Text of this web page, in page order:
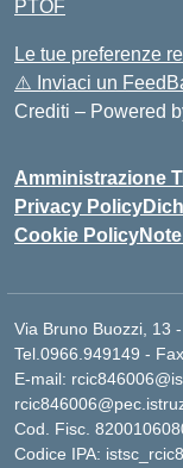
PTOF
Le tue preferenze
⚠️ Inviaci un
Crediti – Powered
Amministrazione
Privacy Policy
Cookie Policy
Via Bruno Buozzi, 13
Tel.0966.949149 -
E-mail:
Cod. Fisc.
Codice IPA: